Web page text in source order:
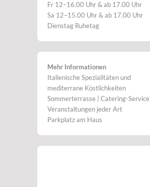
Fr 12–16.00 Uhr & ab 17.00 Uhr
Sa 12–15.00 Uhr & ab 17.00 Uhr
Dienstag Ruhetag
Mehr Informationen
Italienische Spezialitäten und
mediterrane Köstlichkeiten
Sommerterrasse | Catering-Service
Veranstaltungen jeder Art
Parkplatz am Haus